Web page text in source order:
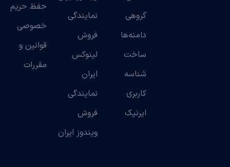
گروهی
دامنه‌ها
ساخت
شناسه
کاربری
ایرنیک
نمایندگی
فروش
لینوکس
ایران
نمایندگی
فروش
ویندوز ایران
حفظ حریم
خصوصی
قوانین و
مقررات